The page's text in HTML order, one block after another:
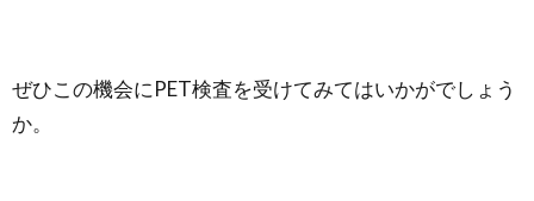
ぜひこの機会にPET検査を受けてみてはいかがでしょう
か。